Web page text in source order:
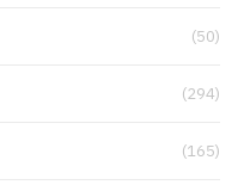
(50)
(294)
(165)